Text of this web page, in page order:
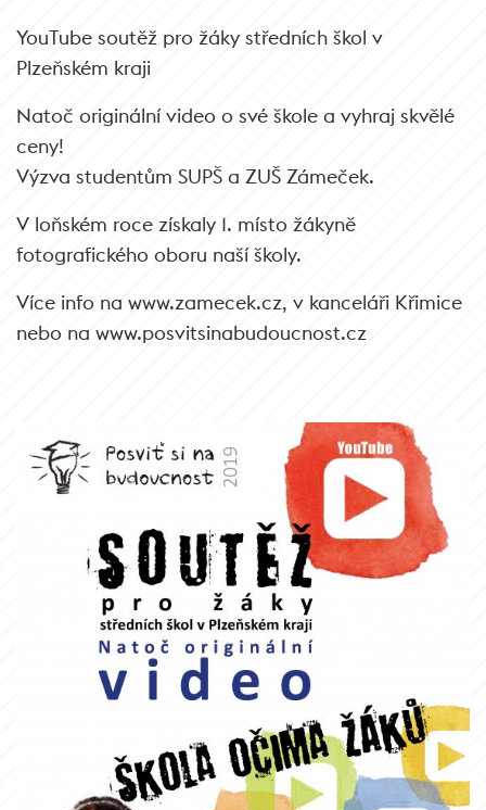
YouTube soutěž pro žáky středních škol v
Plzeňském kraji
Natoč originální video o své škole a vyhraj skvělé
ceny!
Výzva studentům SUPŠ a ZUŠ Zámeček.
V loňském roce získaly 1. místo žákyně
fotografického oboru naší školy.
Více info na www.zamecek.cz, v kanceláři Křimice
nebo na www.posvitsinabudoucnost.cz